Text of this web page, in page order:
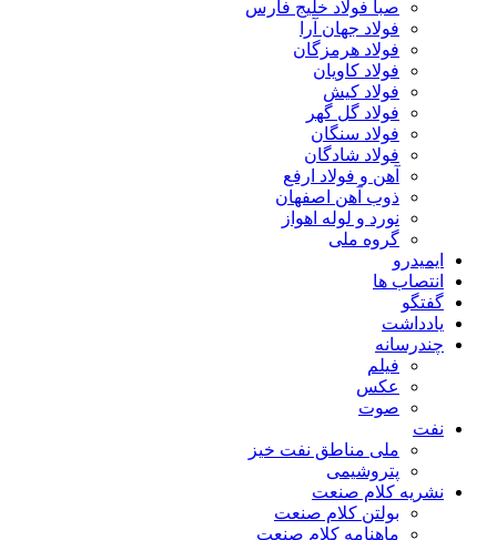
صبا فولاد خلیج فارس
فولاد جهان آرا
فولاد هرمزگان
فولاد کاویان
فولاد کیش
فولاد گل گهر
فولاد سنگان
فولاد شادگان
آهن و فولاد ارفع
ذوب آهن اصفهان
نورد و لوله اهواز
گروه ملی
ایمیدرو
انتصاب ها
گفتگو
یادداشت
چندرسانه
فیلم
عکس
صوت
نفت
ملی مناطق نفت خیز
پتروشیمی
نشریه کلام صنعت
بولتن کلام صنعت
ماهنامه کلام صنعت